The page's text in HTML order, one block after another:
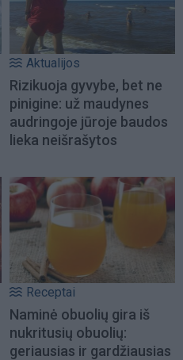
Aktualijos
Rizikuoja gyvybe, bet ne
pinigine: už maudynes
audringoje jūroje baudos
lieka neišrašytos
Receptai
Naminė obuolių gira iš
nukritusių obuolių:
geriausias ir gardžiausias